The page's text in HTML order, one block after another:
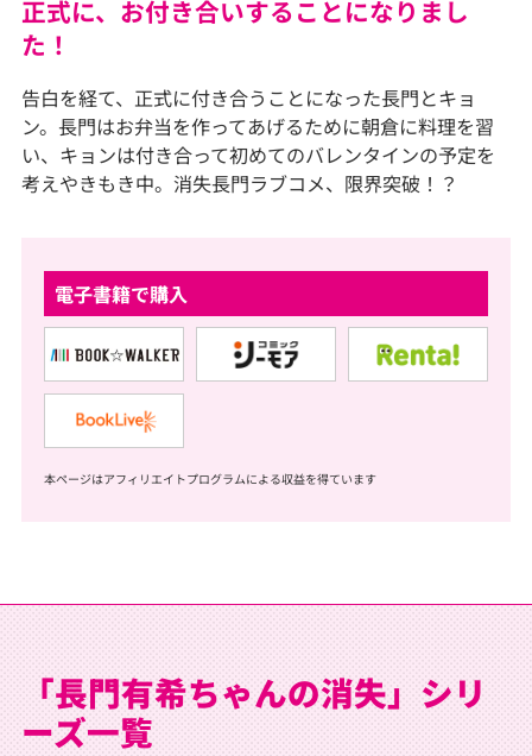
正式に、お付き合いすることになりまし
た！
告白を経て、正式に付き合うことになった長門とキョ
ン。長門はお弁当を作ってあげるために朝倉に料理を習
い、キョンは付き合って初めてのバレンタインの予定を
考えやきもき中。消失長門ラブコメ、限界突破！？
電子書籍で購入
本ページはアフィリエイトプログラムによる収益を得ています
「長門有希ちゃんの消失」シリ
ーズ一覧